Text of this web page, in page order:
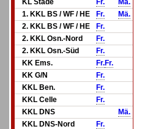
KL Stade Fr.
Mä.
1. KKL BS / WF / HE
Fr.
Mä.
2. KKL BS / WF / HE
Fr.
2. KKL Osn.-Nord
Fr.
2. KKL Osn.-Süd
Fr.
KK Ems.
Fr.Fr.
KK G/N
Fr.
KKL Ben.
Fr.
KKL Celle
Fr.
KKL DNS
Mä.
KKL DNS-Nord
Fr.